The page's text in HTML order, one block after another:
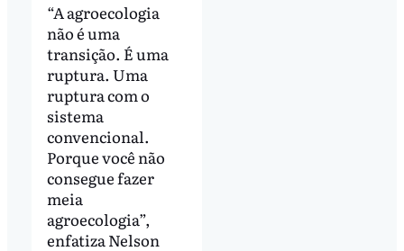
“A agroecologia
não é uma
transição. É uma
ruptura. Uma
ruptura com o
sistema
convencional.
Porque você não
consegue fazer
meia
agroecologia”,
enfatiza Nelson